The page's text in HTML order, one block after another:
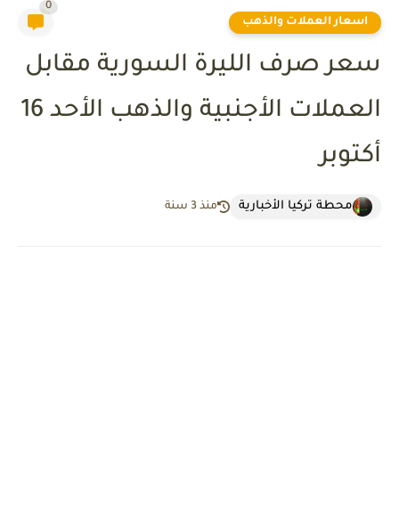
اسعار العملات والذهب
0
سعر صرف الليرة السورية مقابل
العملات الأجنبية والذهب الأحد 16
أكتوبر
محطة تركيا الأخبارية منذ 3 سنة